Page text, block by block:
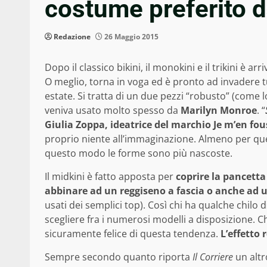
costume preferito
Redazione 26 Maggio 2015
Dopo il classico bikini, il monokini e il trikini è
O meglio, torna in voga ed è pronto ad
estate. Si tratta di un due pezzi “robusto” (come
veniva usato molto spesso da Marilyn Monroe. “
Giulia Zoppa, ideatrice del marchio Je m’en
proprio niente all’immaginazione. Almeno per
questo modo le forme sono più nascoste.
Il midkini è fatto apposta percoprire la pancetta
abbinare ad un reggiseno a fascia o anche ad
usati dei semplici top). Così chi ha qualche
scegliere fra i numerosi modelli a disposizione.
sicuramente felice di questa tendenza. L’effetto
Sempre secondo quanto riporta Il Corriere un